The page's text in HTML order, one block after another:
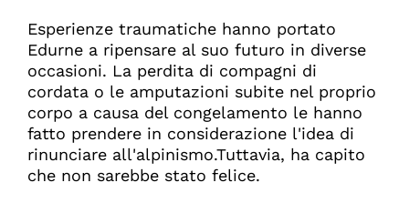
Esperienze traumatiche hanno portato
Edurne a ripensare al suo futuro in diverse
occasioni. La perdita di compagni di
cordata o le amputazioni subite nel proprio
corpo a causa del congelamento le hanno
fatto prendere in considerazione l'idea di
rinunciare all'alpinismo.Tuttavia, ha capito
che non sarebbe stato felice.